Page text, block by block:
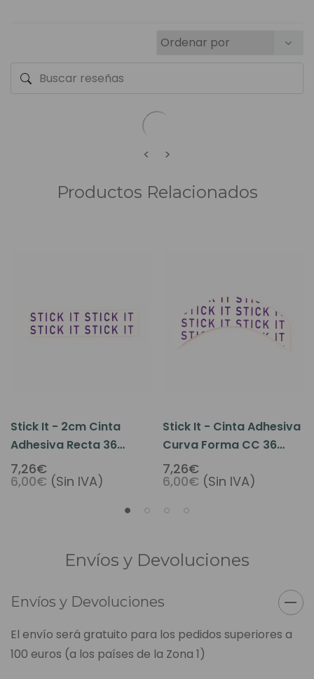
< >
Productos Relacionados
Stick It - 2cm Cinta
Adhesiva Recta 36
Uds/bolsa
7,26€
6,00€ (Sin IVA)
Stick It - Cinta Adhesiva
Curva Forma CC 36
Uds/bolsa
7,26€
6,00€ (Sin IVA)
Envíos y Devoluciones
Envíos y Devoluciones
El envío será gratuito para los pedidos superiores a
100 euros (a los países de la Zona 1)